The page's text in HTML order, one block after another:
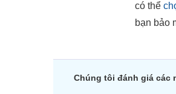
có thể
bạn bảo
Chúng tôi đánh giá các